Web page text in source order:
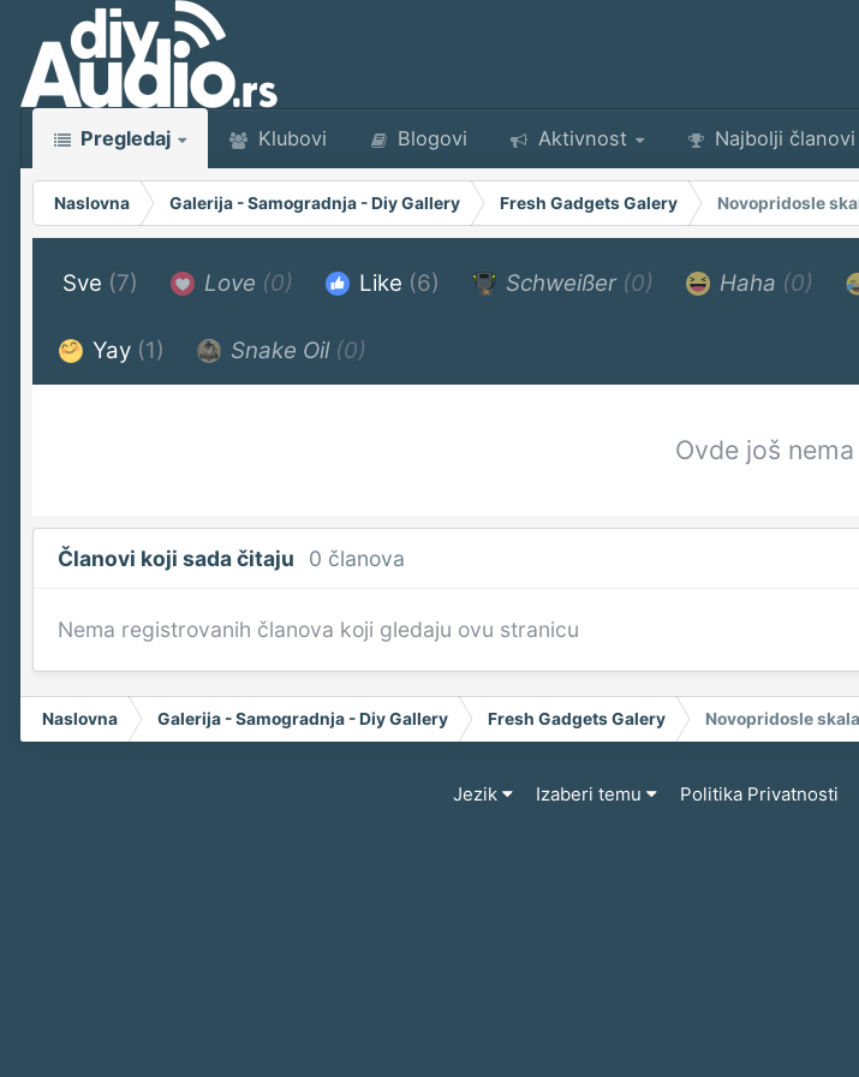
Pregledaj Klubovi Blogovi Aktivnost Najbolji članovi
Naslovna Galerija - Samogradnja - Diy Gallery Fresh Gadgets Galery Novopridosle
Sve (7) Love (0) Like (6) Schweißer (0) Haha (0)
Yay (1) Snake Oil (0)
Ovde još
Članovi koji sada čitaju 0 članova
Nema registrovanih članova koji gledaju ovu stranicu
Naslovna Galerija - Samogradnja - Diy Gallery Fresh Gadgets Galery Novopridosle
Jezik Izaberi temu Politika Privatnosti